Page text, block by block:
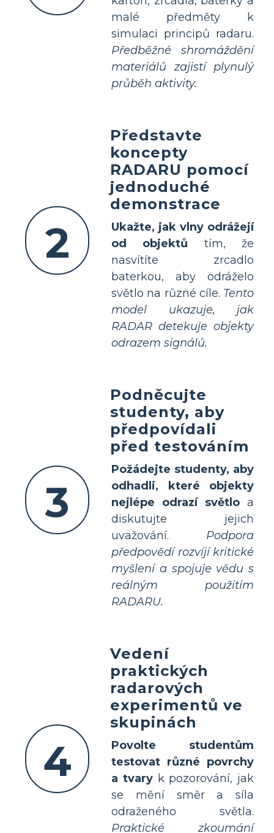
malé předměty k
simulaci principů radaru.
Předběžné shromáždění
materiálů zajistí plynulý
průběh aktivity.
2
Představte
koncepty
RADARU pomocí
jednoduché
demonstrace
Ukažte, jak vlny odrážejí
od objektů tím, že
nasvítíte zrcadlo
baterkou, aby odráželo
světlo na různé cíle. Tento
model ukazuje, jak
RADAR detekuje objekty
odrazem signálů.
3
Podněcujte
studenty, aby
předpovídali
před testováním
Požádejte studenty, aby
odhadli, které objekty
nejlépe odrazí světlo a
diskutujte jejich
uvažování. Podpora
předpovědí rozvíjí kritické
myšlení a spojuje vědu s
reálným použitím
RADARU.
4
Vedení
praktických
radarových
experimentů ve
skupinách
Povolte studentům
testovat různé povrchy
a tvaryk pozorování, jak
se mění směr a síla
odraženého světla.
Praktické zkoumání